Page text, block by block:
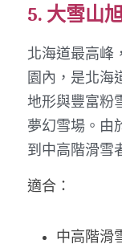
5. 大雪山
北海道最高峰
園內，是北海
地形與豐富粉
夢幻雪場。由
到中高階滑雪
適合：
中高階滑